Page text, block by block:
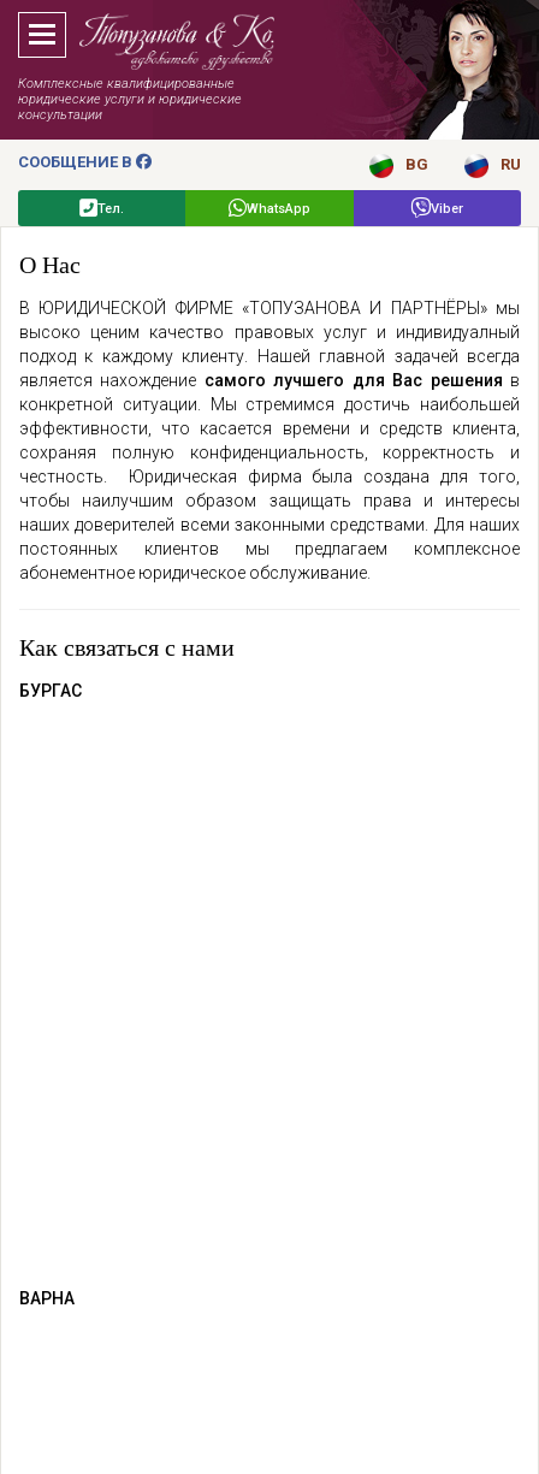
Комплексные квалифицированные
юридические услуги и юридические
консультации
СООБЩЕНИЕ В BG RU
Тел. WhatsApp Viber
О Нас
В ЮРИДИЧЕСКОЙ ФИРМЕ «ТОПУЗАНОВА И ПАРТНЁРЫ» мы
высоко ценим качество правовых услуг и индивидуалный
подход к каждому клиенту. Нашей главной задачей всегда
является нахождение самого лучшего для Вас решения в
конкретной ситуации. Мы стремимся достичь наибольшей
эффективности, что касается времени и средств клиента,
сохраняя полную конфиденциальность, корректность и
честность. Юридическая фирма была создана для того,
чтобы наилучшим образом защищать права и интересы
наших доверителей всеми законными средствами. Для наших
постоянных клиентов мы предлагаем комплексное
абонементное юридическое обслуживание.
Как связаться с нами
БУРГАС
ВАРНА